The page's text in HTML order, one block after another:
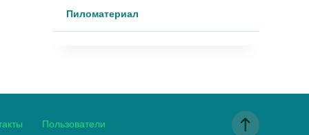
Пиломатериал
Пользователи